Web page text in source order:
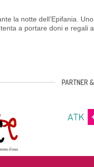
la notte dell’Epifania.
a portare doni e regali
PARTNER